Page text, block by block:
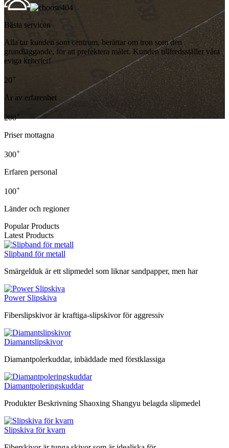
04
Bästa servicen
Alla tar kunden som centrum, berättar om tron ​​som den
grundläggande, för att prefektera målet. Kunden tillfredsställer våra
eviga kriterier!
20+
År av erfarenhet
200+
Priser mottagna
300+
Erfaren personal
100+
Länder och regioner
Popular Products
Latest Products
Slipband för metall
Smärgelduk är ett slipmedel som liknar sandpapper, men har
Power Slipskiva
Fiberslipskivor är kraftiga-slipskivor för aggressiv
Diamantslipskivor
Diamantpolerkuddar, inbäddade med förstklassiga
Diamantpoleringskuddar
Produkter Beskrivning Shaoxing Shangyu belagda slipmedel
Slipskiva för kvarn